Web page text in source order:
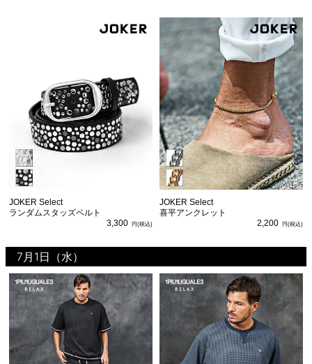
JOKER Select
ランダムスタッズベルト
3,300
JOKER Select
喜平アンクレット
2,200
7月1日（水）